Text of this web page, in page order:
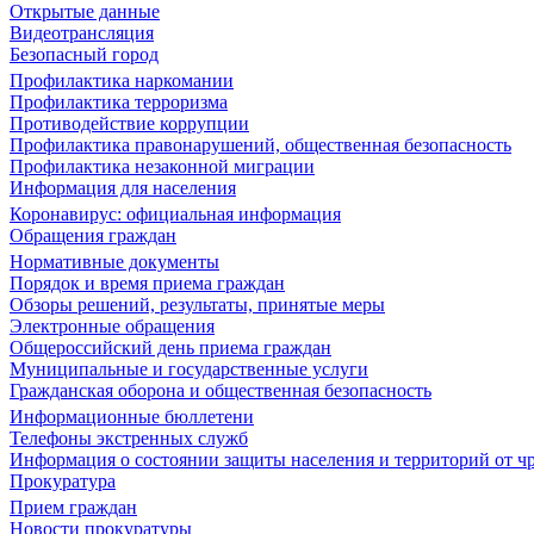
Открытые данные
Видеотрансляция
Безопасный город
Профилактика наркомании
Профилактика терроризма
Противодействие коррупции
Профилактика правонарушений, общественная безопасность
Профилактика незаконной миграции
Информация для населения
Коронавирус: официальная информация
Обращения граждан
Нормативные документы
Порядок и время приема граждан
Обзоры решений, результаты, принятые меры
Электронные обращения
Общероссийский день приема граждан
Муниципальные и государственные услуги
Гражданская оборона и общественная безопасность
Информационные бюллетени
Телефоны экстренных служб
Информация о состоянии защиты населения и территорий от
Прокуратура
Прием граждан
Новости прокуратуры